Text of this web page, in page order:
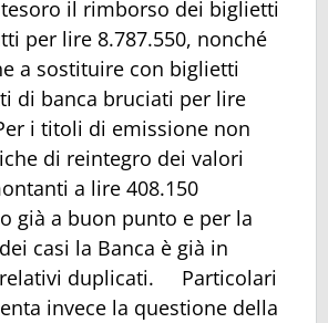
il rimborso dei biglietti
per lire 8.787.550, nonché
a sostituire con biglietti
di banca bruciati per lire
i titoli di emissione non
di reintegro dei valori
a lire 408.150
già a buon punto e per la
casi la Banca è già in
relativi duplicati. Particolari
invece la questione della